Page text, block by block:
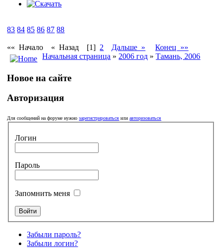
83 84 85 86 87 88
«« Начало « Назад [1] 2 Дальше »
Конец »»
Начальная страница » 2006 год »Тамань, 2006
Новое на сайте
Авторизация
Для сообщений на форуме нужнозарегистрироваться илиавторизоваться
Логин
Пароль
Запомнить меня
Забыли пароль?
Забыли логин?